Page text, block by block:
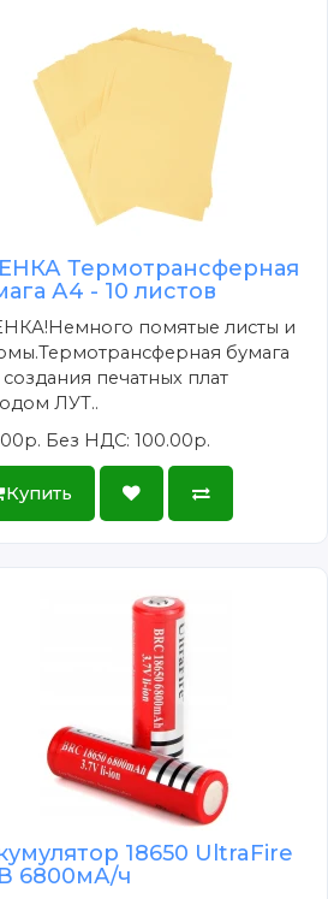
Термотрансферная
А4 - 10 листов
помятые листы и
бумага
печатных плат
ЛУТ..
Без НДС: 100.00р.
Купить
18650 UltraFire
6800мА/ч